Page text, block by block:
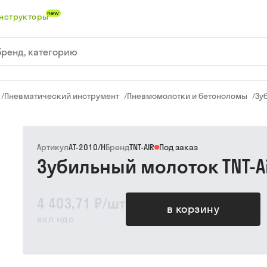
new
/Пневматический инструмент /Пневмомолотки и бетоноломы /
4 403,71 ₽/шт
вкл ндс
в корзину
АртикулAT-2010/HБрендTNT-AIR Под заказ
Зубильный молоток TNT-